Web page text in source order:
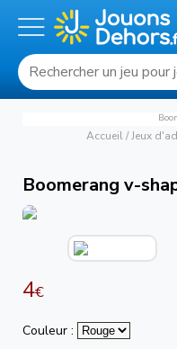
Accueil/ Jeux
Boomerang v-
4€
Couleur :